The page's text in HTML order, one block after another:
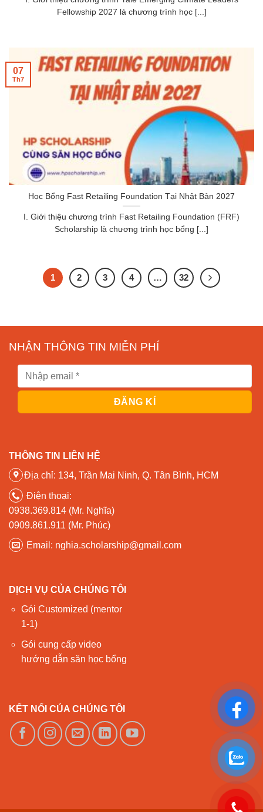
Fellowship 2027 là chương trình học [...]
Học Bổng Fast Retailing Foundation Tại Nhật Bản 2027
I. Giới thiệu chương trình Fast Retailing Foundation (FRF)
Scholarship là chương trình học bổng [...]
07
Th7
1 2 3 4 … 32
NHẬN THÔNG TIN MIỄN PHÍ
THÔNG TIN LIÊN HỆ
Địa chỉ: 134, Trần Mai Ninh, Q. Tân Bình, HCM
Điện thoại:
0938.369.814 (Mr. Nghĩa)
0909.861.911 (Mr. Phúc)
Email: nghia.scholarship@gmail.com
DỊCH VỤ CỦA CHÚNG TÔI
Gói Customized (mentor
1-1)
Gói cung cấp video
hướng dẫn săn học bổng
KẾT NỐI CỦA CHÚNG TÔI